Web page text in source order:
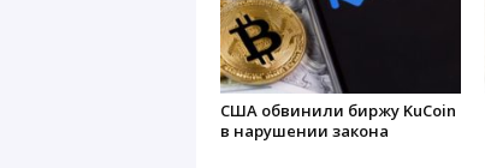
США обвинили биржу KuCoin
в нарушении закона